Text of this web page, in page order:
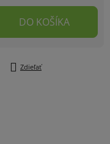
DO KOŠÍKA
Zdieľať